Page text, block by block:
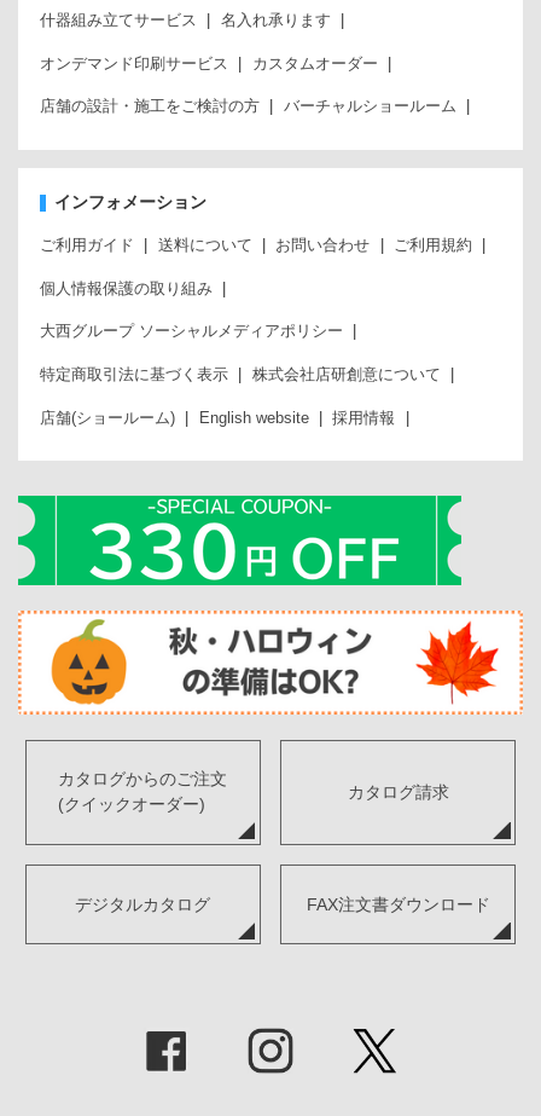
什器組み立てサービス 名入れ承ります
オンデマンド印刷サービス カスタムオーダー
店舗の設計・施工をご検討の方 バーチャルショールーム
インフォメーション
ご利用ガイド 送料について お問い合わせ ご利用規約
個人情報保護の取り組み
大西グループ ソーシャルメディアポリシー
特定商取引法に基づく表示 株式会社店研創意について
店舗(ショールーム) English website 採用情報
カタログからのご注文
(クイックオーダー)
カタログ請求
デジタルカタログ FAX注文書ダウンロード